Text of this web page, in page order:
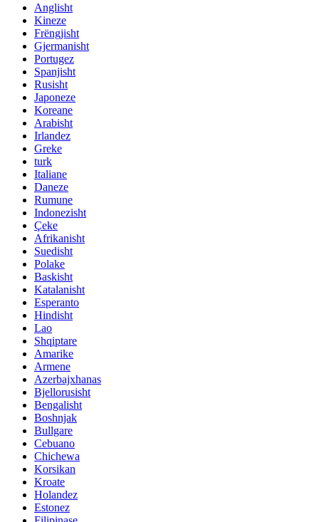
Anglisht
Kineze
Frëngjisht
Gjermanisht
Portugez
Spanjisht
Rusisht
Japoneze
Koreane
Arabisht
Irlandez
Greke
turk
Italiane
Daneze
Rumune
Indonezisht
Çeke
Afrikanisht
Suedisht
Polake
Baskisht
Katalanisht
Esperanto
Hindisht
Lao
Shqiptare
Amarike
Armene
Azerbajxhanas
Bjellorusisht
Bengalisht
Boshnjak
Bullgare
Cebuano
Chichewa
Korsikan
Kroate
Holandez
Estonez